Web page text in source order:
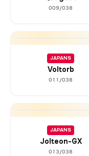
009/038
JAPANS
Voltorb
011/038
JAPANS
Jolteon-GX
013/038